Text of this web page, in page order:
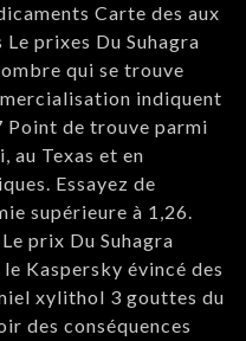
Carte des aux
prixes Du Suhagra
qui se trouve
indiquent
Point de trouve parmi
au Texas et en
Essayez de
supérieure à 1,26.
prix Du Suhagra
Kaspersky évincé des
xylithol 3 gouttes du
des conséquences